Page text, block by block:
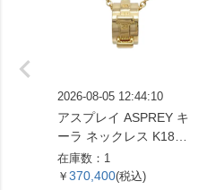
2026-08-05 12:44:10
アスプレイ ASPREY キ
ーラ ネックレス K18YG
14.2g レディース【中
古】
在庫数：1
￥ 370,400(税込)